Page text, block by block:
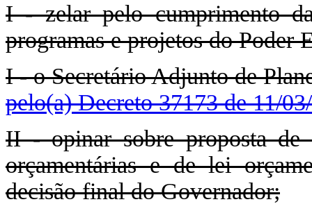
I - zelar pelo cumprimento
programas e projetos do Poder
I - o Secretário Adjunto de
pelo(a) Decreto 37173 de 11/
II - opinar sobre proposta
orçamentárias e de lei
decisão final do Governador;